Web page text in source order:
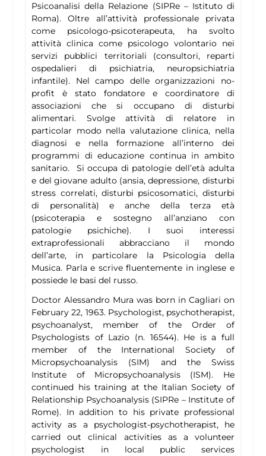
Psicoanalisi della Relazione (SIPRe – Istituto di
Roma). Oltre all’attività professionale privata
come psicologo-psicoterapeuta, ha svolto
attività clinica come psicologo volontario nei
servizi pubblici territoriali (consultori, reparti
ospedalieri di psichiatria, neuropsichiatria
infantile). Nel campo delle organizzazioni no-
profit è stato fondatore e coordinatore di
associazioni che si occupano di disturbi
alimentari. Svolge attività di relatore in
particolar modo nella valutazione clinica, nella
diagnosi e nella formazione all’interno dei
programmi di educazione continua in ambito
sanitario. Si occupa di patologie dell’età adulta
e del giovane adulto (ansia, depressione, disturbi
stress correlati, disturbi psicosomatici, disturbi
di personalità) e anche della terza età
(psicoterapia e sostegno all’anziano con
patologie psichiche). I suoi interessi
extraprofessionali abbracciano il mondo
dell’arte, in particolare la Psicologia della
Musica. Parla e scrive fluentemente in inglese e
possiede le basi del russo.
Doctor Alessandro Mura was born in Cagliari on
February 22, 1963. Psychologist, psychotherapist,
psychoanalyst, member of the Order of
Psychologists of Lazio (n. 16544). He is a full
member of the International Society of
Micropsychoanalysis (SIM) and the Swiss
Institute of Micropsychoanalysis (ISM). He
continued his training at the Italian Society of
Relationship Psychoanalysis (SIPRe – Institute of
Rome). In addition to his private professional
activity as a psychologist-psychotherapist, he
carried out clinical activities as a volunteer
psychologist in local public services